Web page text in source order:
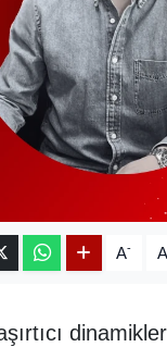
A- A